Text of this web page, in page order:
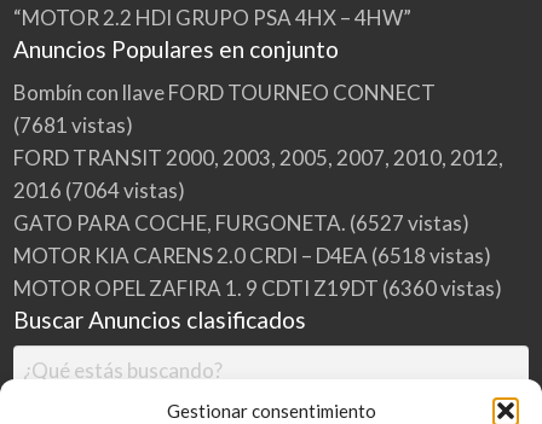
Gestionar consentimiento
“MOTOR 2.2 HDI GRUPO PSA 4HX – 4HW”
Anuncios Populares en conjunto
Bombín con llave FORD TOURNEO CONNECT
(7681 vistas)
FORD TRANSIT 2000, 2003, 2005, 2007, 2010, 2012,
2016 (7064 vistas)
GATO PARA COCHE, FURGONETA. (6527 vistas)
MOTOR KIA CARENS 2.0 CRDI – D4EA (6518 vistas)
MOTOR OPEL ZAFIRA 1. 9 CDTI Z19DT (6360 vistas)
Buscar Anuncios clasificados